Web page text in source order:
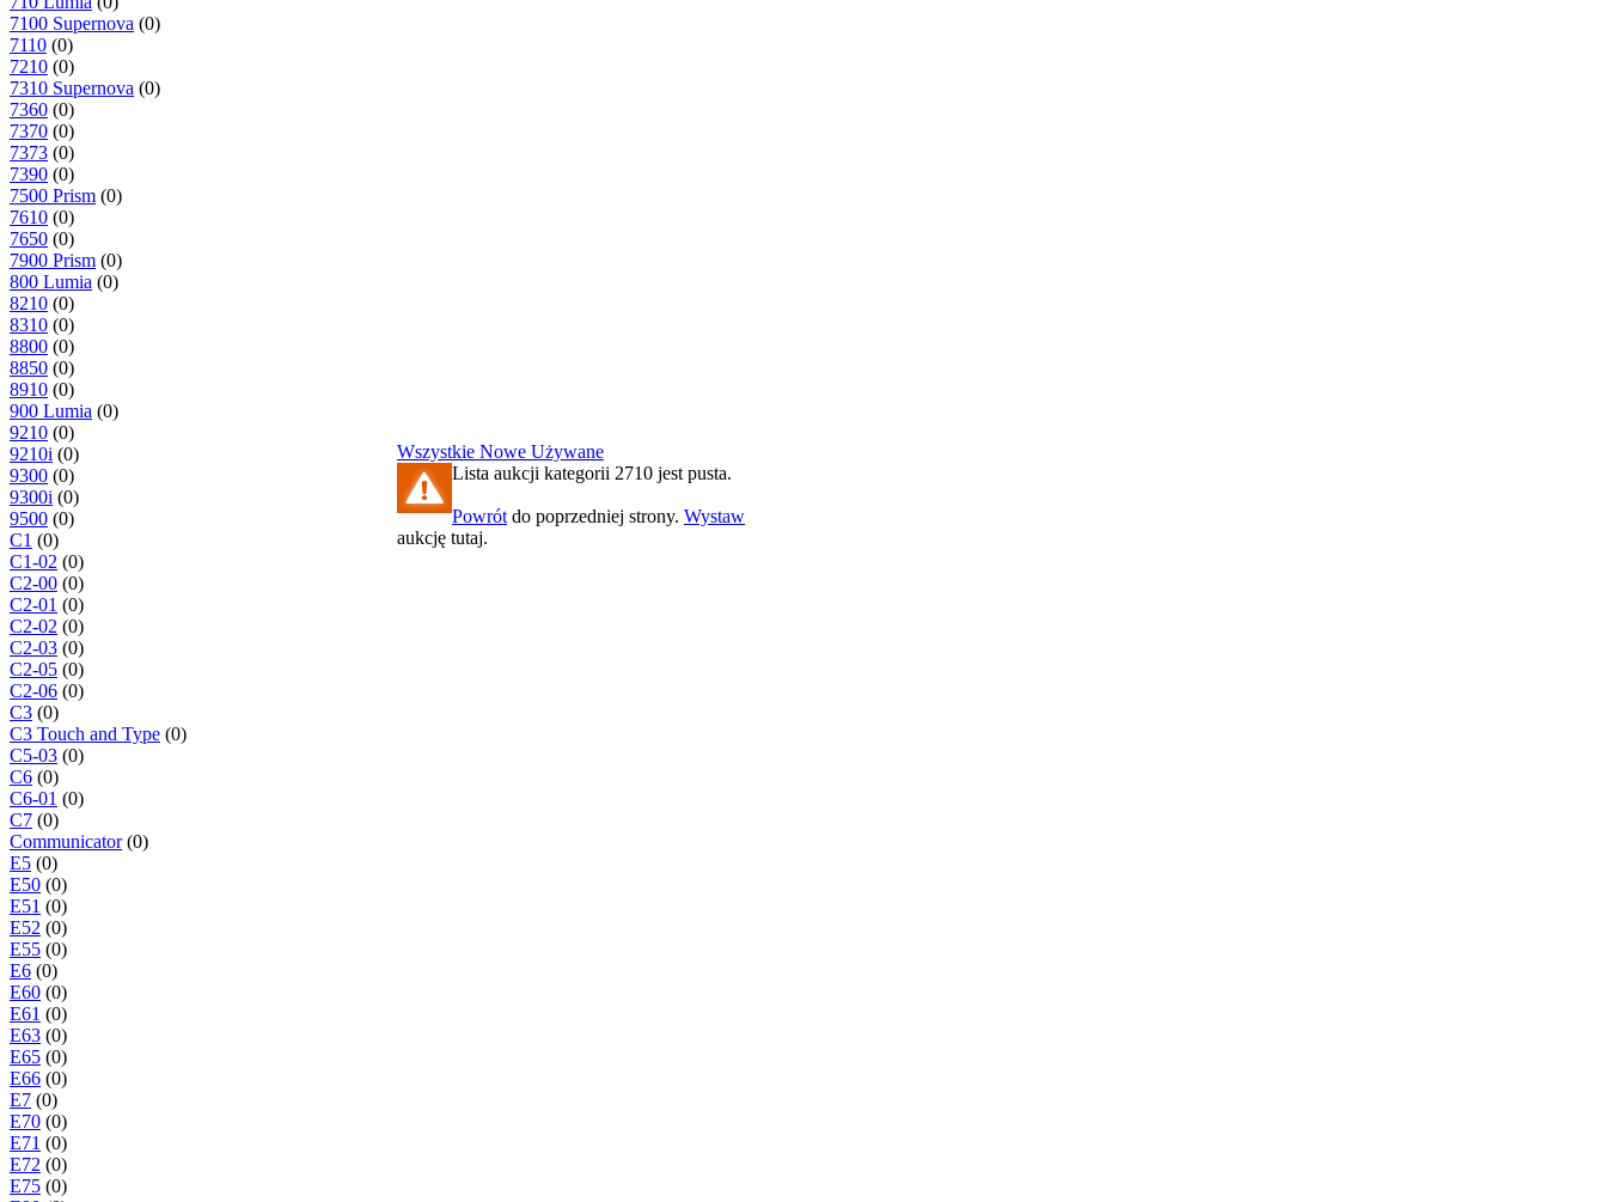
7100 Supernova (0)
7110 (0)
7210 (0)
7310 Supernova (0)
7360 (0)
7370 (0)
7373 (0)
7390 (0)
7500 Prism (0)
7610 (0)
7650 (0)
7900 Prism (0)
800 Lumia (0)
8210 (0)
8310 (0)
8800 (0)
8850 (0)
8910 (0)
900 Lumia (0)
9210 (0)
9210i (0)
9300 (0)
9300i (0)
9500 (0)
C1 (0)
C1-02 (0)
C2-00 (0)
C2-01 (0)
C2-02 (0)
C2-03 (0)
C2-05 (0)
C2-06 (0)
C3 (0)
C3 Touch and Type (0)
C5-03 (0)
C6 (0)
C6-01 (0)
C7 (0)
Communicator(0)
E5 (0)
E50 (0)
E51 (0)
E52 (0)
E55 (0)
E6 (0)
E60 (0)
E61 (0)
E63 (0)
E65 (0)
E66 (0)
E7 (0)
E70 (0)
E71 (0)
E72 (0)
E75 (0)
Wszystkie Nowe Używane
Lista aukcji kategorii 2710 jest pusta.
Powrót do poprzedniej strony. Wystaw
aukcję tutaj.